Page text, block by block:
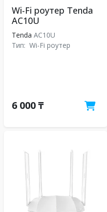
Wi-Fi роутер Tenda
AC10U
Tenda AC10U
Тип: Wi-Fi роутер
6 000 ₸